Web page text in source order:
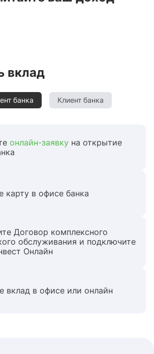
вклад
банка Клиент банка
онлайн-заявку на открытие
карту в офисе банка
Договор комплексного
обслуживания и подключите
Онлайн
вклад в офисе или онлайн